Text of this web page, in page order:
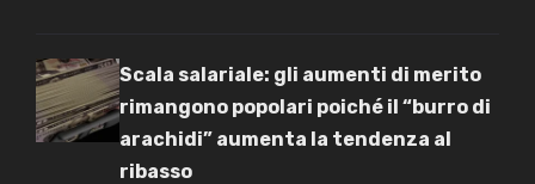
Scala salariale: gli aumenti di merito
rimangono popolari poiché il “burro di
arachidi” aumenta la tendenza al
ribasso